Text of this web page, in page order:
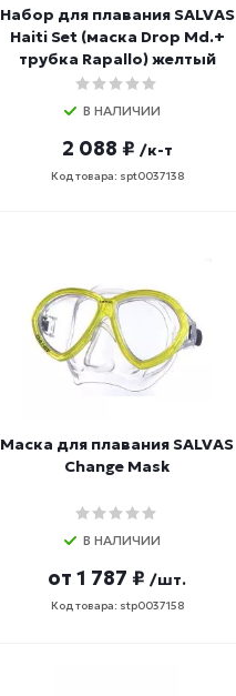
Набор для плавания SALVAS
Haiti Set (маска Drop Md.+
трубка Rapallo) желтый
В НАЛИЧИИ
2 088 ₽ /к-т
Код товара: spt0037138
Маска для плавания SALVAS
Change Mask
В НАЛИЧИИ
от 1 787 ₽ /шт.
Код товара: stp0037158